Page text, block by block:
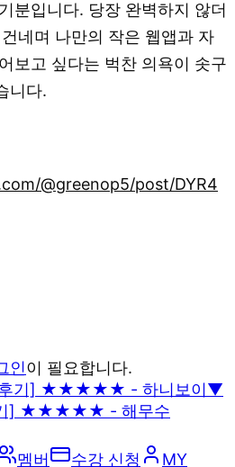
분입니다. 당장 완벽하지 않더
네며 나만의 작은 웹앱과 자
보고 싶다는 벅찬 의욕이 솟구
니다.
@greenop5/post/DYR4
인이 필요합니다.
후기] ★★★★★ - 하니보이▼
기] ★★★★★ - 해무수
멤버 수강 신청 MY